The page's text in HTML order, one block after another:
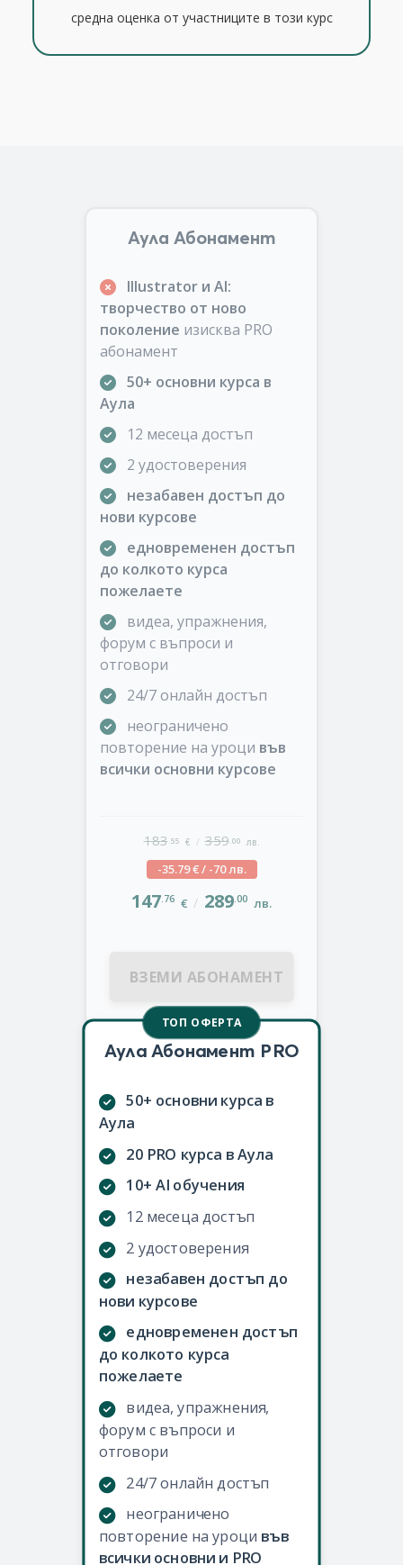
средна оценка от участниците в този курс
Аула Абонамент
Illustrator и AI:
творчество от ново
поколение изисква PRO
абонамент
50+ основни курса в
Аула
12 месеца достъп
2 удостоверения
незабавен достъп до
нови курсове
едновременен достъп
до колкото курса
пожелаете
видеа, упражнения,
форум с въпроси и
отговори
24/7 онлайн достъп
неограничено
повторение на уроци във
всички основни курсове
183.55 € / 359.00 лв.
-35.79 € / -70 лв.
147 .76 € / 289 .00 лв.
ВЗЕМИ АБОНАМЕНТ
ТОП ОФЕРТА
Аула Абонамент PRO
50+ основни курса в
Аула
20 PRO курса в Аула
10+ AI обучения
12 месеца достъп
2 удостоверения
незабавен достъп до
нови курсове
едновременен достъп
до колкото курса
пожелаете
видеа, упражнения,
форум с въпроси и
отговори
24/7 онлайн достъп
неограничено
повторение на уроци във
всички основни и PRO